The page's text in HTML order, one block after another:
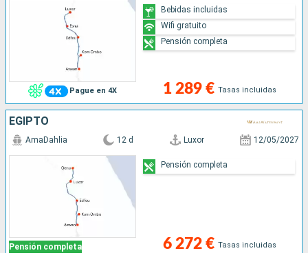
Pague en 4X 1 289 € Tasas incluidas
Bebidas incluidas
Wifi gratuito
Pensión completa
EGIPTO
Pensión completa
AmaDahlia 12 d Luxor 12/05/2027
6 272 € Tasas incluidas
Pensión completa